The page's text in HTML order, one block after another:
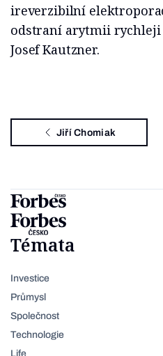
ireverzibilní
odstraní arytmii rychleji
Josef Kautzner.
Jiří Chomiak
Témata
Investice
Průmysl
Společnost
Technologie
Life